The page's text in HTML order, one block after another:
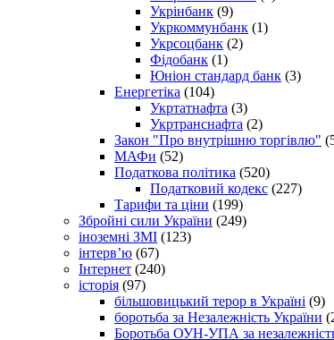
Укрінбанк (9)
Укркоммунбанк (1)
Укрсоцбанк (2)
Фідобанк (1)
Юніон стандард банк (3)
Енергетіка (104)
Укртатнафта (3)
Укртранснафта (2)
Закон "Про внутрішню торгівлю"
МАФи (52)
Податкова політика (520)
Податковий кодекс (227)
Тарифи та ціни (199)
Збройні сили України (249)
іноземні ЗМІ (123)
інтерв’ю (67)
Інтернет (240)
історія (97)
більшовицький терор в Україні (9)
боротьба за Незалежність України
Боротьба ОУН-УПА за